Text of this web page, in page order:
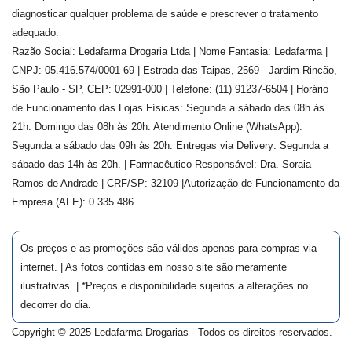
diagnosticar qualquer problema de saúde e prescrever o tratamento
adequado.
Razão Social: Ledafarma Drogaria Ltda | Nome Fantasia: Ledafarma |
CNPJ: 05.416.574/0001-69 | Estrada das Taipas, 2569 - Jardim Rincão,
São Paulo - SP, CEP: 02991-000 | Telefone: (11) 91237-6504 | Horário
de Funcionamento das Lojas Físicas: Segunda a sábado das 08h às
21h. Domingo das 08h às 20h. Atendimento Online (WhatsApp):
Segunda a sábado das 09h às 20h. Entregas via Delivery: Segunda a
sábado das 14h às 20h. | Farmacêutico Responsável: Dra. Soraia
Ramos de Andrade
| CRF/SP: 32109 |Autorização de Funcionamento da
Empresa (AFE): 0.335.486
Os preços e as promoções são válidos apenas para compras via
internet. | As fotos contidas em nosso site são meramente
ilustrativas. | *Preços e disponibilidade sujeitos a alterações no
decorrer do dia.
Copyright © 2025 Ledafarma Drogarias - Todos os direitos reservados.